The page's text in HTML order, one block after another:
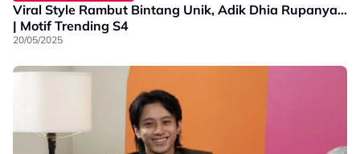
Viral Style Rambut Bintang Unik, Adik Dhia Rupanya…
| Motif Trending S4
20/05/2025